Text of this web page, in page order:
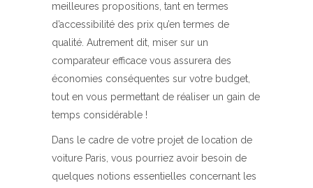
meilleures propositions, tant en termes
d’accessibilité des prix qu’en termes de
qualité. Autrement dit, miser sur un
comparateur efficace vous assurera des
économies conséquentes sur votre budget,
tout en vous permettant de réaliser un gain de
temps considérable !
Dans le cadre de votre projet de location de
voiture Paris, vous pourriez avoir besoin de
quelques notions essentielles concernant les